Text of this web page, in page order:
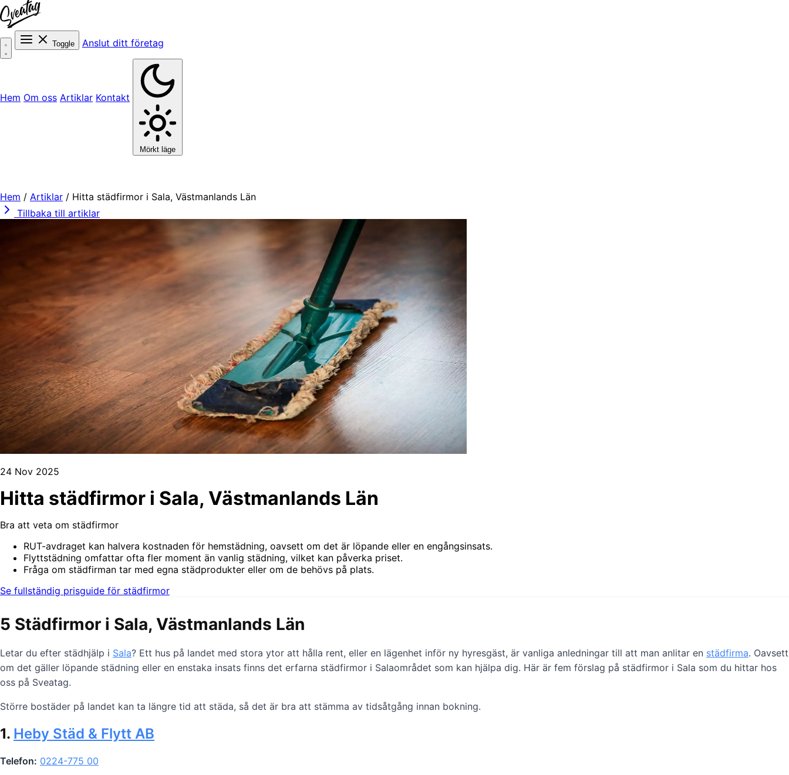
Toggle Anslut ditt företag
Hem Om oss Artiklar Kontakt
Mörkt läge
Hem / Artiklar / Hitta städfirmor i Sala, Västmanlands Län
Tillbaka till artiklar
24 Nov 2025
Hitta städfirmor i Sala, Västmanlands Län
Bra att veta om städfirmor
RUT-avdraget kan halvera kostnaden för hemstädning, oavsett om det är löpande eller en engångsinsats.
Flyttstädning omfattar ofta fler moment än vanlig städning, vilket kan påverka priset.
Fråga om städfirman tar med egna städprodukter eller om de behövs på plats.
Se fullständig prisguide för städfirmor
5 Städfirmor i Sala, Västmanlands Län
Letar du efter städhjälp i Sala? Ett hus på landet med stora ytor att hålla rent, eller en lägenhet inför ny hyresgäst, är vanliga anledningar till att man anlitar en städfirma. Oavsett
om det gäller löpande städning eller en enstaka insats finns det erfarna städfirmor i Salaområdet som kan hjälpa dig. Här är fem förslag på städfirmor i Sala som du hittar hos
oss på Sveatag.
Större bostäder på landet kan ta längre tid att städa, så det är bra att stämma av tidsåtgång innan bokning.
1. Heby Städ & Flytt AB
Telefon: 0224-775 00